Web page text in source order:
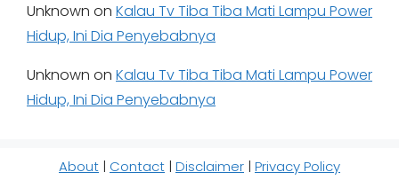
Unknown on Kalau Tv Tiba Tiba Mati Lampu Power
Hidup, Ini Dia Penyebabnya
Unknown on Kalau Tv Tiba Tiba Mati Lampu Power
Hidup, Ini Dia Penyebabnya
About | Contact | Disclaimer | Privacy Policy